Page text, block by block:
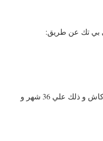
بي تك عن طريق:
او الدفع بالتقسيط عن طريق مني كاش و ذلك علي 36 شهر و